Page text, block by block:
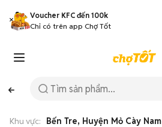
Voucher KFC đến 100k
Chỉ có trên app Chợ Tốt
Khu vực: Bến Tre, Huyện Mỏ Cày Nam